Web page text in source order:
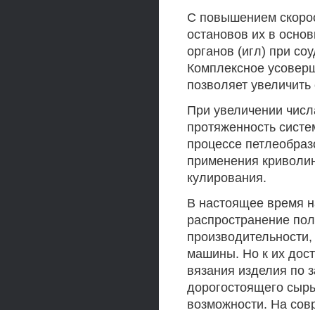
С повышением
остановов их в
органов (игл) при
Комплексное
позволяет
При увеличении
протяженность
процессе
применения
кулирования.
В настоящее время
распространение
машины. Но к их
вязания изделия по
дорогостоящего
возможности. На